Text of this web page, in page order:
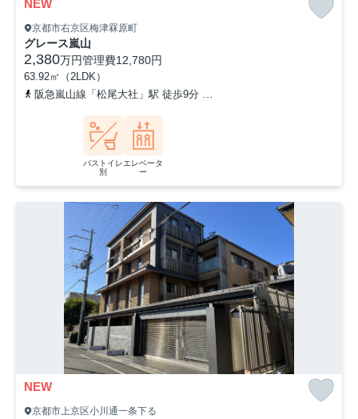
NEW
京都市右京区梅津罧原町
グレース嵐山
2,380万円管理費12,780円
63.92㎡（2LDK）
阪急嵐山線「松尾大社」駅 徒歩9分
バストイレ
別
エレベータ
ー
NEW
京都市上京区小川通一条下る